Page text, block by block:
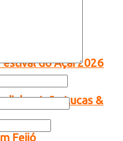
do Açaí 2026
João Lucas &
Feijó